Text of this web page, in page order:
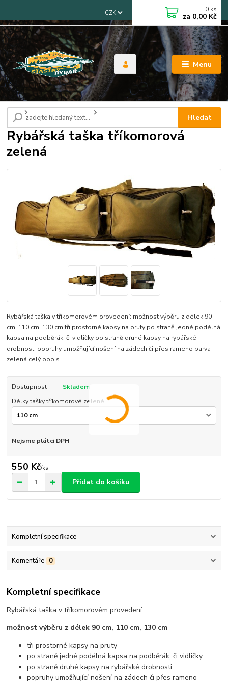
Menu
CZK
Hledat
0 ks
za 0,00 Kč
Úvod Tašky, pouzdra, obaly Rybářská taška tříkomorová zelená
Rybářská taška tříkomorová
zelená
Rybářská taška v tříkomorovém provedení: možnost výběru z délek 90
cm, 110 cm, 130 cm tři prostorné kapsy na pruty po straně jedné podélná
kapsa na podběrák, či vidličky po straně druhé kapsy na rybářské
drobnosti popruhy umožňující nošení na zádech či přes rameno barva
zelená celý popis
Dostupnost
Skladem
Délky tašky tříkomorové zelené
Nejsme plátci DPH
550 Kč/ks
Přidat do košíku
Kompletní specifikace
Komentáře 0
Kompletní specifikace
Rybářská taška v tříkomorovém provedení:
možnost výběru z délek 90 cm, 110 cm, 130 cm
tři prostorné kapsy na pruty
po straně jedné podélná kapsa na podběrák, či vidličky
po straně druhé kapsy na rybářské drobnosti
popruhy umožňující nošení na zádech či přes rameno